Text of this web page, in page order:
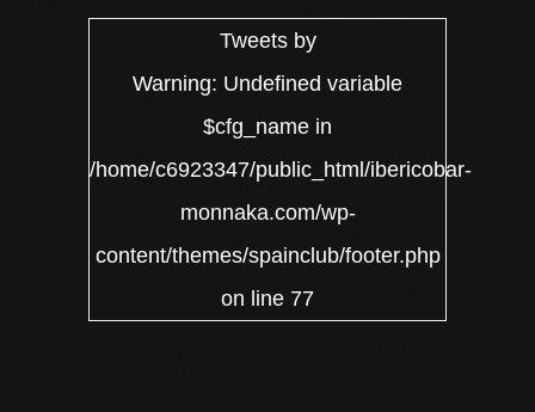
Tweets by
Warning: Undefined variable
$cfg_name in
/home/c6923347/public_html/ibericobar-
monnaka.com/wp-
content/themes/spainclub/footer.php
on line 77